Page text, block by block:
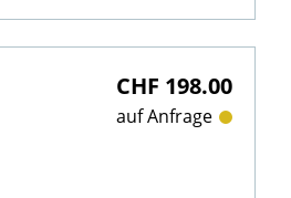
CHF 198.00
auf Anfrage